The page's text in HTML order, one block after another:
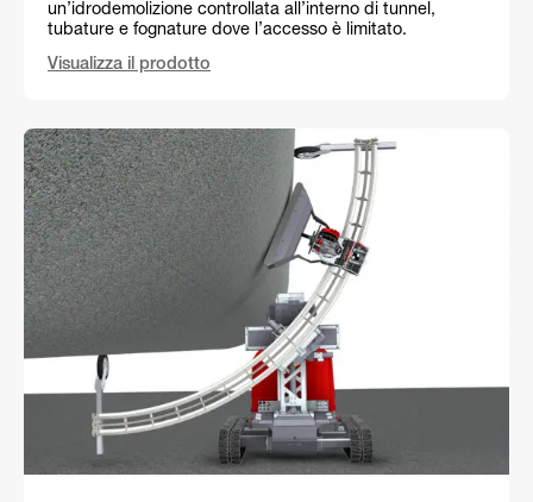
un’idrodemolizione controllata all’interno di tunnel,
tubature e fognature dove l’accesso è limitato.
Visualizza il prodotto